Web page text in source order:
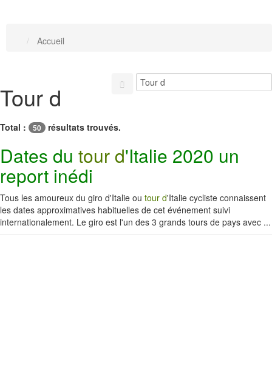
Accueil
Tour d
Total : 50 résultats trouvés.
Dates du tour d'Italie 2020 un
report inédi
Tous les amoureux du giro d'Italie ou tour d'Italie cycliste connaissent
les dates approximatives habituelles de cet événement suivi
internationalement. Le giro est l'un des 3 grands tours de pays avec ...